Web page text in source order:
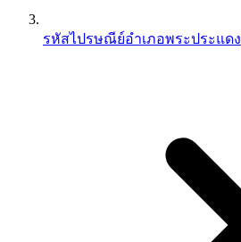
รหัสไปรษณีย์อำเภอพระประแดง